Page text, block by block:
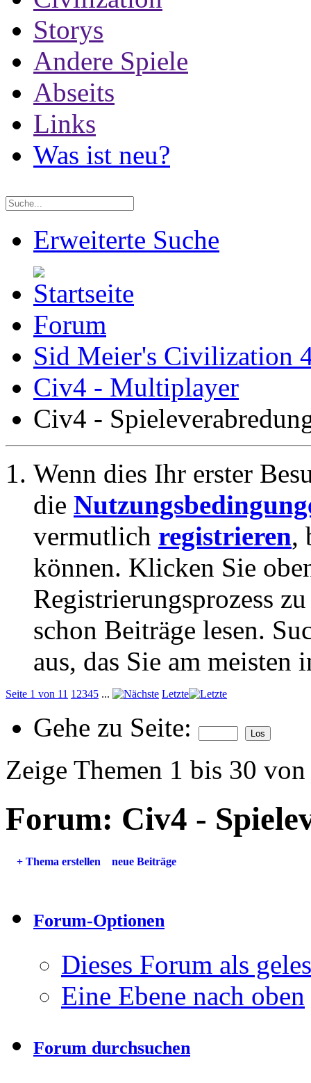
Storys
Andere Spiele
Abseits
Links
Was ist neu?
Erweiterte Suche
Forum
Sid Meier's Civilization
Civ4 - Multiplayer
Civ4 -
Wenn dies Ihr erster
die
vermutlich registrieren,
können. Klicken Sie
Registrierungsprozess
schon Beiträge lesen.
aus, das Sie am meisten
Seite 1 von 11 1 2345 ... Letzte
Gehe zu Seite:
Zeige Themen 1 bis 30
Forum: Civ4 -
+ Thema erstellen neue Beiträge
Forum-Optionen
Dieses Forum als
Eine Ebene nach oben
Forum durchsuchen